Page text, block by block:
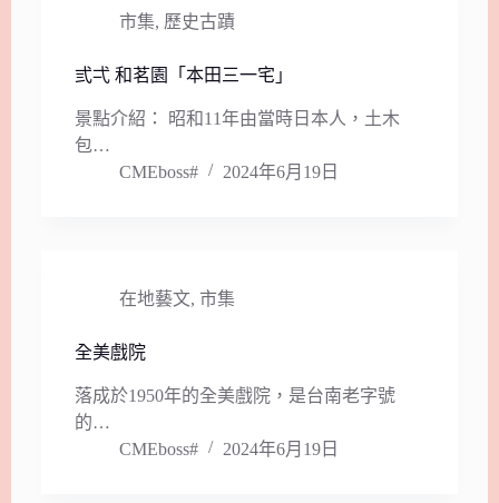
市集, 歷史古蹟
弎弌 和茗園「本田三一宅」
景點介紹： 昭和11年由當時日本人，土木
包…
CMEboss#
2024年6月19日
在地藝文, 市集
全美戲院
落成於1950年的全美戲院，是台南老字號
的…
CMEboss#
2024年6月19日